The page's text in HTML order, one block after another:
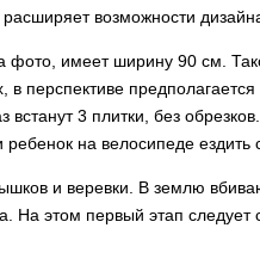
возможности
фото, имеет ширину 90 см.
перспективе предполагается
встанут 3 плитки, без
на велосипеде ездить
и веревки. В землю
На этом первый этап